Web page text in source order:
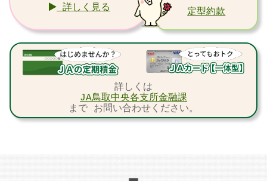
詳しく見る
定型約款
詳しくは
JA鳥取中央各支所金融課
まで お問い合わせください。